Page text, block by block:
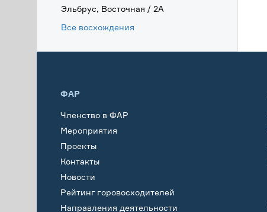
Эльбрус, Восточная / 2А
Все восхождения
ФАР
Членство в ФАР
Мероприятия
Проекты
Контакты
Новости
Рейтинг горовосходителей
Направления деятельности